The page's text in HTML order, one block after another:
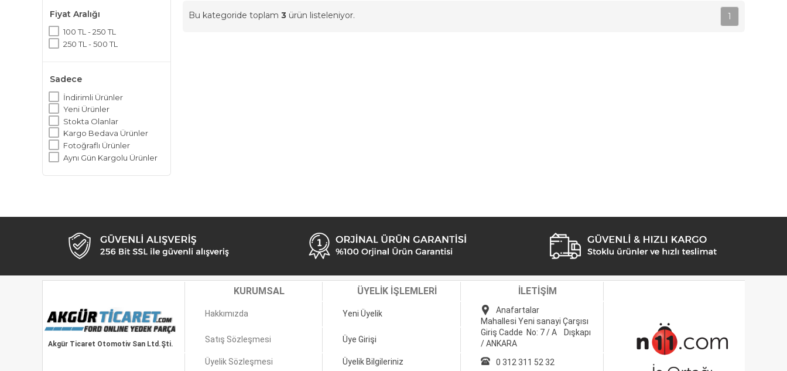
Fiyat Aralığı
100 TL - 250 TL
250 TL - 500 TL
Sadece
İndirimli Ürünler
Yeni Ürünler
Stokta Olanlar
Kargo Bedava Ürünler
Fotoğraflı Ürünler
Aynı Gün Kargolu Ürünler
Bu kategoride toplam 3 ürün listeleniyor. 1
Akgür Ticaret Otomotiv San Ltd.Şti.
KURUMSAL ÜYELİK İŞLEMLERİ İLETİŞİM
Hakkımızda Yeni Üyelik
Anafartalar
Mahallesi Yeni sanayi Çarşısı
Giriş Cadde No: 7 / A Dışkapı
/ ANKARA
Satış Sözleşmesi Üye Girişi
Üyelik Sözleşmesi Üyelik Bilgileriniz 0 312 311 52 32